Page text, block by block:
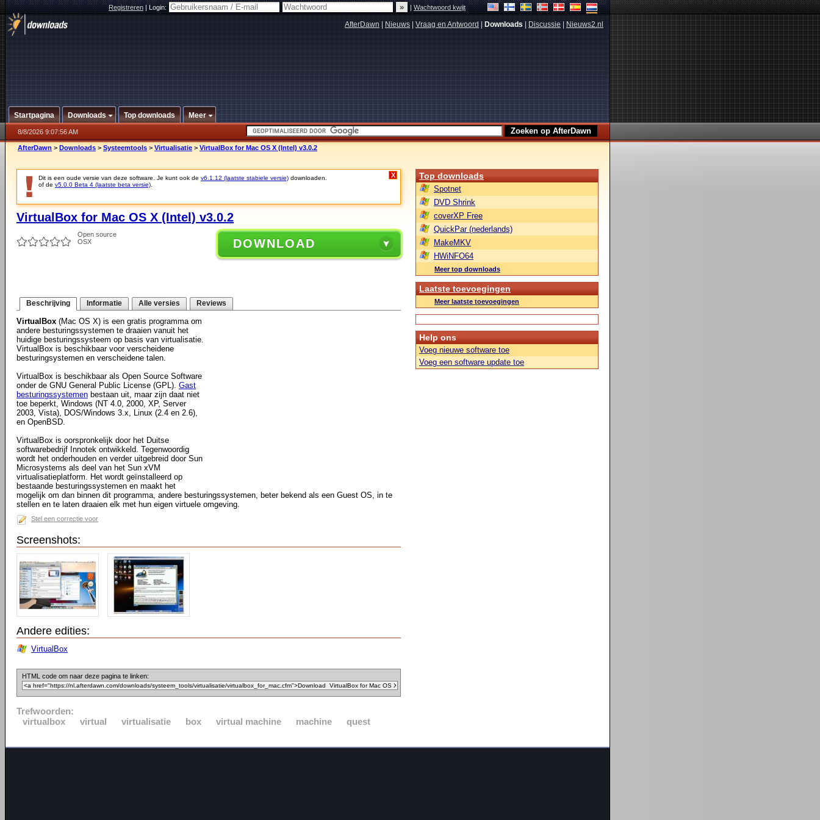
Registreren|Login: |Wachtwoord kwijt
AfterDawn Nieuws Vraag en Antwoord Downloads Discussie Nieuws2.nl
Startpagina Downloads Top downloads Meer
8/8/2026 9:07:56 AM
AfterDawn > Downloads > Systeemtools > Virtualisatie > VirtualBox for Mac OS X (Intel) v3.0.2
Dit is een oude versie van deze software. Je kunt ook de v6.1.12 (laatste stabiele versie) downloaden.
of de v5.0.0 Beta 4 (laatste beta versie)
X
VirtualBox for Mac OS X (Intel) v3.0.2
Open source
OSX
DOWNLOAD
Beschrijving Informatie Alle versies Reviews
VirtualBox (Mac OS X) is een gratis programma om
andere besturingssystemen te draaien vanuit het
huidige besturingssysteem op basis van virtualisatie.
VirtualBox is beschikbaar voor verscheidene
besturingsystemen en verscheidene talen.
VirtualBox is beschikbaar als Open Source Software
onder de GNU General Public License (GPL). Gast
besturingssystemen bestaan uit, maar zijn daat niet
toe beperkt, Windows (NT 4.0, 2000, XP, Server
2003, Vista), DOS/Windows 3.x, Linux (2.4 en 2.6),
en OpenBSD.
VirtualBox is oorspronkelijk door het Duitse
softwarebedrijf Innotek ontwikkeld. Tegenwoordig
wordt het onderhouden en verder uitgebreid door Sun
Microsystems als deel van het Sun xVM
virtualisatieplatform. Het wordt geïnstalleerd op
bestaande besturingssystemen en maakt het
mogelijk om dan binnen dit programma, andere besturingssystemen, beter bekend als een Guest OS, in te
stellen en te laten draaien elk met hun eigen virtuele omgeving.
Stel een correctie voor
Screenshots:
Andere edities:
VirtualBox
HTML code om naar deze pagina te linken:
Trefwoorden:
virtualbox
virtual virtualisatie box virtual machine machine quest
Top downloads
Spotnet
DVD Shrink
coverXP Free
QuickPar (nederlands)
MakeMKV
HWiNFO64
Meer top downloads
Laatste toevoegingen
Meer laatste toevoegingen
Help ons
Voeg nieuwe software toe
Voeg een software update toe